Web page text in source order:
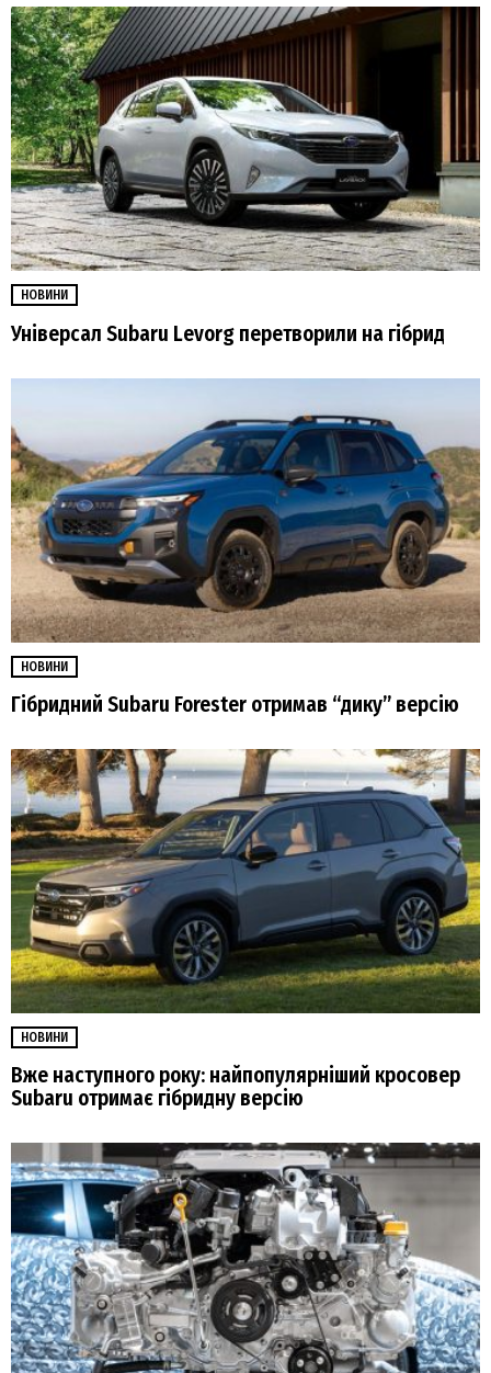
НОВИНИ
Універсал Subaru Levorg перетворили на гібрид
НОВИНИ
Гібридний Subaru Forester отримав “дику” версію
НОВИНИ
Вже наступного року: найпопулярніший кросовер
Subaru отримає гібридну версію